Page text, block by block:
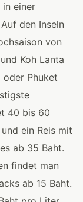
einer
den Inseln
von
Koh Lanta
oder Phuket
40 bis 60
ein Reis mit
ab 35 Baht.
findet man
ab 15 Baht.